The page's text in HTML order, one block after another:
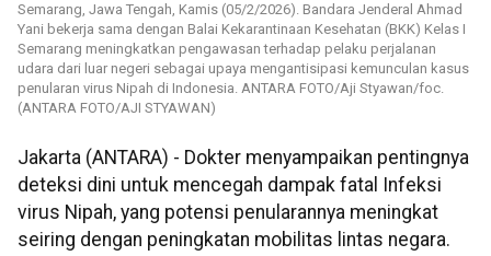
Semarang, Jawa Tengah, Kamis (05/2/2026). Bandara Jenderal Ahmad
Yani bekerja sama dengan Balai Kekarantinaan Kesehatan (BKK) Kelas I
Semarang meningkatkan pengawasan terhadap pelaku perjalanan
udara dari luar negeri sebagai upaya mengantisipasi kemunculan kasus
penularan virus Nipah di Indonesia. ANTARA FOTO/Aji Styawan/foc.
(ANTARA FOTO/AJI STYAWAN)
Jakarta (ANTARA) - Dokter menyampaikan pentingnya
deteksi dini untuk mencegah dampak fatal Infeksi
virus Nipah, yang potensi penularannya meningkat
seiring dengan peningkatan mobilitas lintas negara.